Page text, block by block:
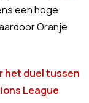
een hoge
Oranje
het duel tussen
League